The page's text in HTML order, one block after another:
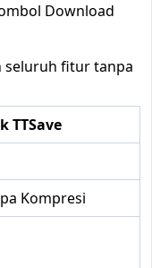
Download
seluruh fitur tanpa
TTSave
Kompresi